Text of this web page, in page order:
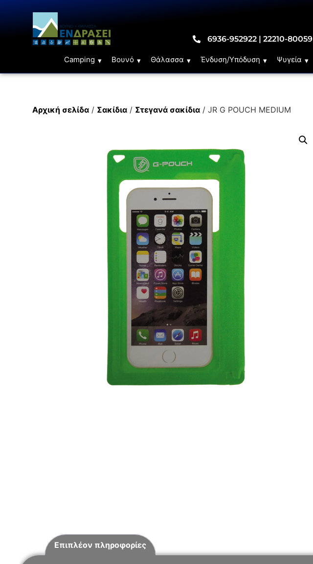
6936-952922 | 22210-80059
Camping Βουνό Θάλασσα Ένδυση/Υπόδυση Ψυγεία
Αρχική σελίδα / Σακίδια / Στεγανά σακίδια / JR G POUCH MEDIUM
Επιπλέον πληροφορίες